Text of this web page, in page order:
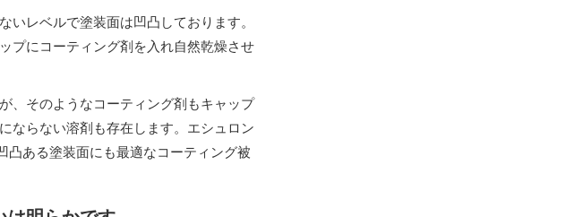
いレベルで塗装面は凹凸しております。
プにコーティング剤を入れ自然乾燥させ
、そのようなコーティング剤もキャップ
ならない溶剤も存在します。エシュロン
凸ある塗装面にも最適なコーティング被